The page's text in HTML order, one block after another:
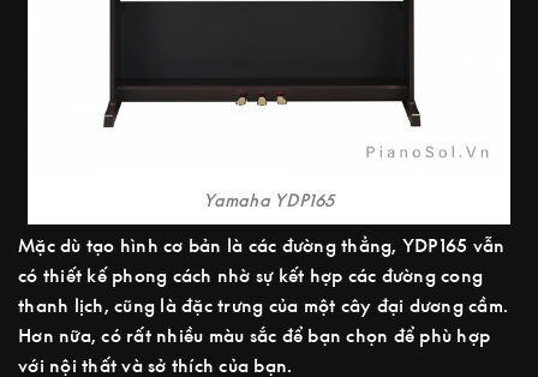
Yamaha YDP165
Mặc dù tạo hình cơ bản là các đường thẳng, YDP165 vẫn
có thiết kế phong cách nhờ sự kết hợp các đường cong
thanh lịch, cũng là đặc trưng của một cây đại dương cầm.
Hơn nữa, có rất nhiều màu sắc để bạn chọn để phù hợp
với nội thất và sở thích của bạn.